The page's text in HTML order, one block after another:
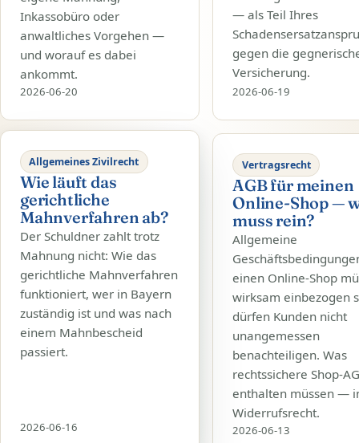
Inkassobüro oder
anwaltliches Vorgehen —
und worauf es dabei
ankommt.
2026-06-20
— als Teil Ihres
gegen die
Versicherung.
2026-06-19
Allgemeines Zivilrecht
Wie läuft das
gerichtliche
Mahnverfahren ab?
Der Schuldner zahlt trotz
Mahnung nicht: Wie das
gerichtliche Mahnverfahren
funktioniert, wer in Bayern
zuständig ist und was nach
einem Mahnbescheid
passiert.
2026-06-16
Vertragsrecht
AGB für meinen
Online-Shop —
muss rein?
Allgemeine
einen Online-Shop
wirksam einbezogen
dürfen Kunden nicht
unangemessen
benachteiligen. Was
rechtssichere Shop-
enthalten müssen —
Widerrufsrecht.
2026-06-13